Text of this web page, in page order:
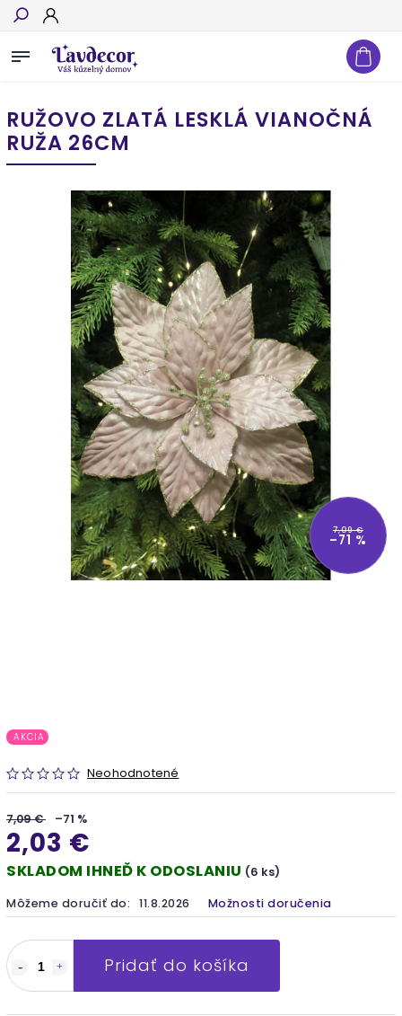
Hľadať
RUŽOVO ZLATÁ LESKLÁ VIANOČNÁ
RUŽA 26CM
7,09 €
–71 %
AKCIA
Neohodnotené
7,09 € –71 %
2,03 €
SKLADOM IHNEĎ K ODOSLANIU (6 ks)
Môžeme doručiť do: 11.8.2026 Možnosti doručenia
Pridať do košíka